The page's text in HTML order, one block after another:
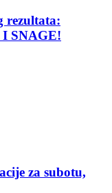
rezultata:
SNAGE!
za subotu,